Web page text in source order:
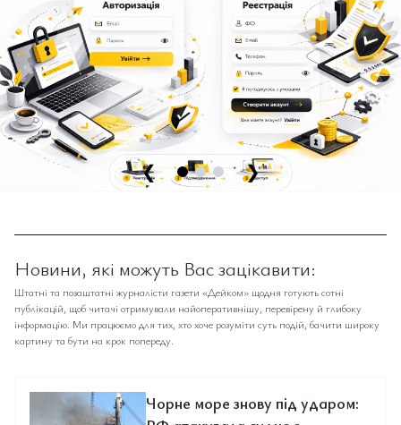
❮ ❯
Новини, які можуть Вас зацікавити:
Штатні та позаштатні журналісти газети «Дейком» щодня готують сотні
публікацій, щоб читачі отримували найоперативнішу, перевірену й глибоку
інформацію. Ми працюємо для тих, хто хоче розуміти суть подій, бачити широку
картину та бути на крок попереду.
Чорне море знову під ударом: